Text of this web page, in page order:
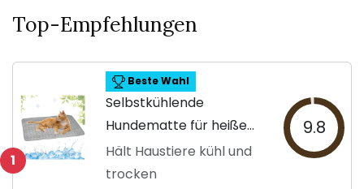
Top-Empfehlungen
1
Beste Wahl
Selbstkühlende
Hundematte für heiße
Tage
Hält Haustiere kühl und
trocken
9.8